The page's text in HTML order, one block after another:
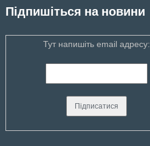
Підпишіться на новини
Тут напишіть email адресу: